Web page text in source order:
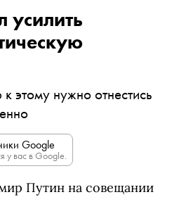
усилить
этому нужно отнестись
Google
у вас в Google.
Путин на совещании